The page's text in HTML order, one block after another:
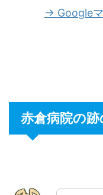
→ Google
赤倉病院の